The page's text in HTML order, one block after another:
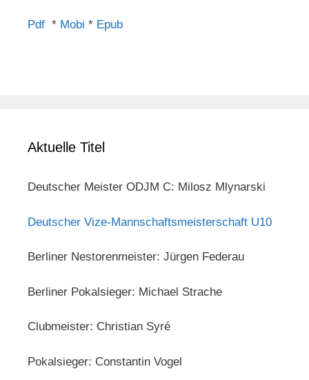
Pdf * Mobi * Epub
Aktuelle Titel
Deutscher Meister ODJM C: Milosz Mlynarski
Deutscher Vize-Mannschaftsmeisterschaft U10
Berliner Nestorenmeister: Jürgen Federau
Berliner Pokalsieger: Michael Strache
Clubmeister: Christian Syré
Pokalsieger: Constantin Vogel